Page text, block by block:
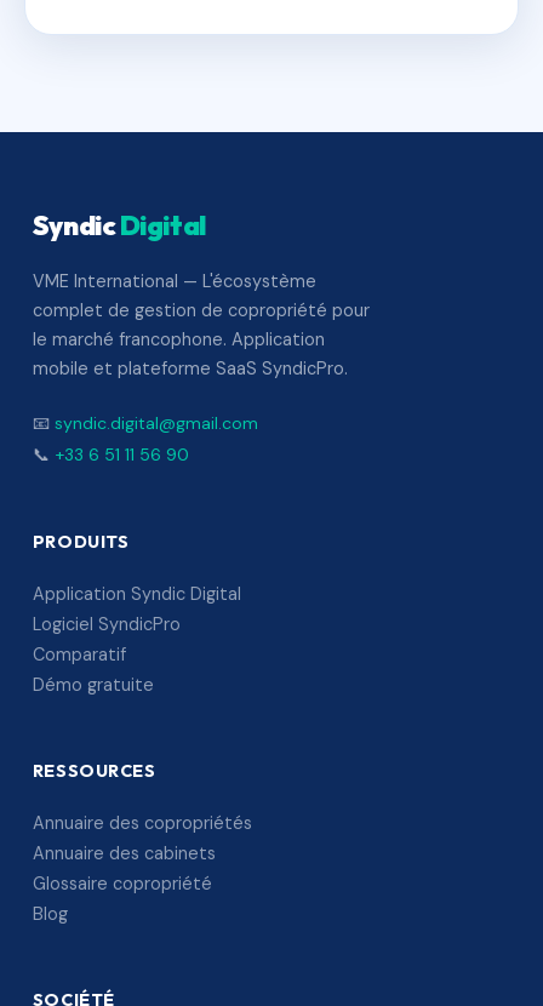
SyndicDigital
VME International — L'écosystème
complet de gestion de copropriété pour
le marché francophone. Application
mobile et plateforme SaaS SyndicPro.
📧 syndic.digital@gmail.com
📞 +33 6 51 11 56 90
PRODUITS
Application Syndic Digital
Logiciel SyndicPro
Comparatif
Démo gratuite
RESSOURCES
Annuaire des copropriétés
Annuaire des cabinets
Glossaire copropriété
Blog
SOCIÉTÉ